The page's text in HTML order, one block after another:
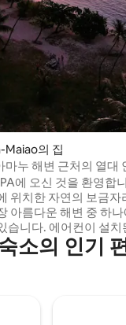
의 집
마누 해변 근처의 열대
에 오신 것을 환영합
위치한 자연의 보금자
아름다운 해변 중 하
컨이 설치된 🏡주택
아래 온수 스파 즐기
까움 🏝️섬에서 가장 아름
완벽한 장소입니다.
소의 인기